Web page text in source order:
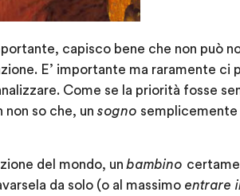
capisco bene che non può
E’ importante ma raramente ci
Come se la priorità fosse
non so che, un sogno semplicemente
del mondo, unbambino
da solo (o al massimo entrare